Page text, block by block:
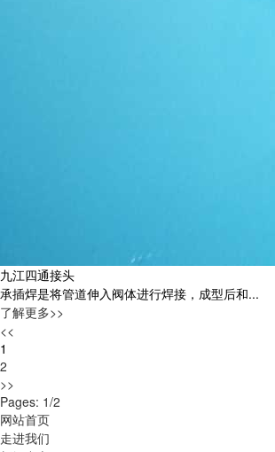
九江四通接头
承插焊是将管道伸入阀体进行焊接，成型后和...
了解更多>>
<<
1
2
>>
Pages: 1/2
网站首页
走进我们